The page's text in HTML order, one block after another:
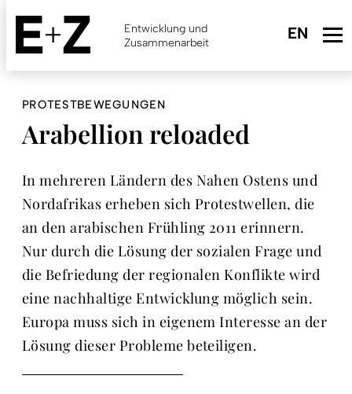
Skip
main
content
Entwicklung und
Zusammenarbeit
PROTESTBEWEGUNGEN
Arabellion reloaded
In mehreren Ländern des Nahen Ostens und
Nordafrikas erheben sich Protestwellen, die
an den arabischen Frühling 2011 erinnern.
Nur durch die Lösung der sozialen Frage und
die Befriedung der regionalen Konflikte wird
eine nachhaltige Entwicklung möglich sein.
Europa muss sich in eigenem Interesse an der
Lösung dieser Probleme beteiligen.